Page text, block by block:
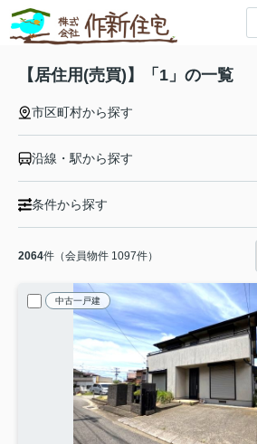
【居住用(売買)】「1」の一覧
市区町村から探す
沿線・駅から探す
条件から探す
2064件（会員物件 1097件）
中古一戸建